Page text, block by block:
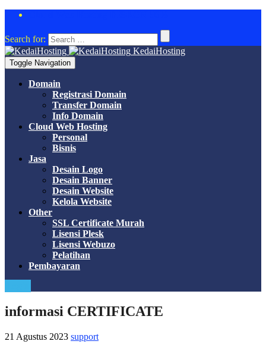
Search for:
KedaiHosting
Toggle Navigation
Domain
Registrasi Domain
Transfer Domain
Info Domain
Cloud Web Hosting
Personal
Bisnis
Jasa
Desain Logo
Desain Banner
Desain Website
Kelola Website
Other
SSL Certificate Murah
Lisensi Plesk
Lisensi Webuzo
Pelatihan
Pembayaran
informasi CERTIFICATE
21 Agustus 2023 support